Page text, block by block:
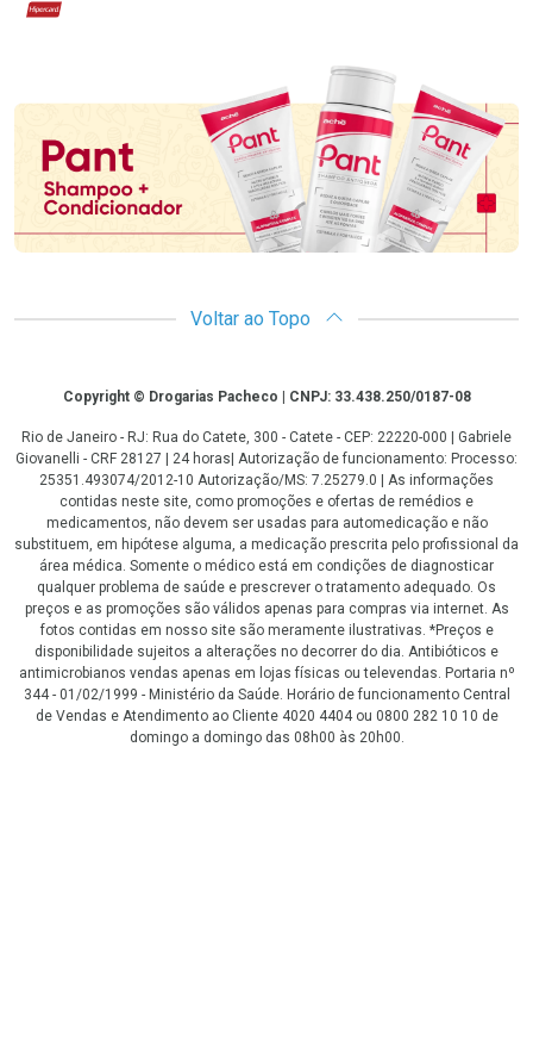
Promoção em Destaque
Voltar ao Topo
CopyrightCopyright © Drogarias Pacheco | CNPJ: 33.438.250/0187-08
Rio de Janeiro - RJ: Rua do Catete, 300 - Catete - CEP: 22220-000 | Gabriele
Giovanelli - CRF 28127 | 24 horas| Autorização de funcionamento: Processo:
25351.493074/2012-10 Autorização/MS: 7.25279.0 | As informações
contidas neste site, como promoções e ofertas de remédios e
medicamentos, não devem ser usadas para automedicação e não
substituem, em hipótese alguma, a medicação prescrita pelo profissional da
área médica. Somente o médico está em condições de diagnosticar
qualquer problema de saúde e prescrever o tratamento adequado. Os
preços e as promoções são válidos apenas para compras via internet. As
fotos contidas em nosso site são meramente ilustrativas. *Preços e
disponibilidade sujeitos a alterações no decorrer do dia. Antibióticos e
antimicrobianos vendas apenas em lojas físicas ou televendas. Portaria nº
344 - 01/02/1999 - Ministério da Saúde. Horário de funcionamento Central
de Vendas e Atendimento ao Cliente 4020 4404 ou 0800 282 10 10 de
domingo a domingo das 08h00 às 20h00.